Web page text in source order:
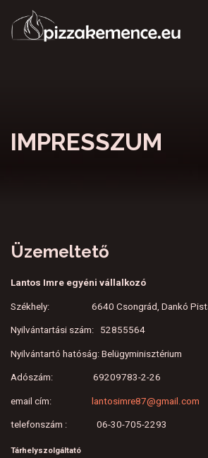
IMPRESSZUM
Üzemeltető
Lantos Imre egyéni vállalkozó
Székhely: 6640 Csongrád, Dankó Pista
Nyilvántartási szám: 52855564
Nyilvántartó hatóság: Belügyminisztérium
Adószám: 69209783-2-26
email cím:lantosimre87@gmail.com
telefonszám : 06-30-705-2293
Tárhelyszolgáltató